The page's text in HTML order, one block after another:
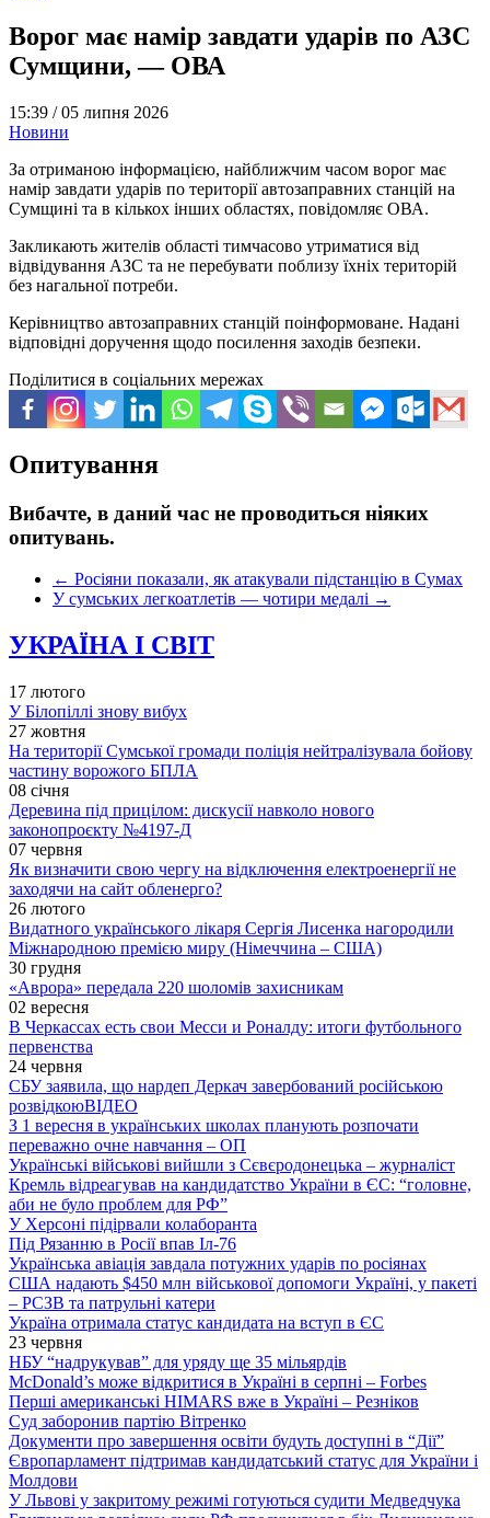
Ворог має намір завдати ударів по АЗС
Сумщини, — ОВА
15:39 /05 липня 2026
Новини
За отриманою інформацією, найближчим часом ворог має
намір завдати ударів по території автозаправних станцій на
Сумщині та в кількох інших областях, повідомляє ОВА.
Закликають жителів області тимчасово утриматися від
відвідування АЗС та не перебувати поблизу їхніх територій
без нагальної потреби.
Керівництво автозаправних станцій поінформоване. Надані
відповідні доручення щодо посилення заходів безпеки.
Поділитися в соціальних мережах
Опитування
Вибачте, в даний час не проводиться ніяких
опитувань.
← Росіяни показали, як атакували підстанцію в Сумах
У сумських легкоатлетів — чотири медалі →
УКРАЇНА І СВІТ
17 лютого
У Білопіллі знову вибух
27 жовтня
На території Сумської громади поліція нейтралізувала бойову
частину ворожого БПЛА
08 січня
Деревина під прицілом: дискусії навколо нового
законопроєкту №4197-Д
07 червня
Як визначити свою чергу на відключення електроенергії не
заходячи на сайт обленерго?
26 лютого
Видатного українського лікаря Сергія Лисенка нагородили
Міжнародною премією миру (Німеччина – США)
30 грудня
«Аврора» передала 220 шоломів захисникам
02 вересня
В Черкассах есть свои Месси и Роналду: итоги футбольного
первенства
24 червня
СБУ заявила, що нардеп Деркач завербований російською
розвідкоюВІДЕО
З 1 вересня в українських школах планують розпочати
переважно очне навчання – ОП
Українські військові вийшли з Сєвєродонецька – журналіст
Кремль відреагував на кандидатство України в ЄС: “головне,
аби не було проблем для РФ”
У Херсоні підірвали колаборанта
Під Рязанню в Росії впав Іл-76
Українська авіація завдала потужних ударів по росіянах
США надають $450 млн військової допомоги Україні, у пакеті
– РСЗВ та патрульні катери
Україна отримала статус кандидата на вступ в ЄС
23 червня
НБУ “надрукував” для уряду ще 35 мільярдів
McDonald’s може відкритися в Україні в серпні – Forbes
Перші американські HIMARS вже в Україні – Резніков
Суд заборонив партію Вітренко
Документи про завершення освіти будуть доступні в “Дії”
Європарламент підтримав кандидатський статус для України і
Молдови
У Львові у закритому режимі готуються судити Медведчука